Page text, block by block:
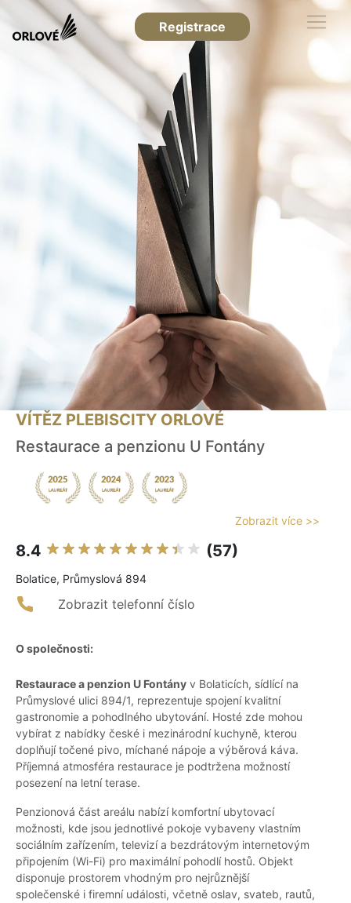
Registrace
VÍTĚZ PLEBISCITY ORLOVÉ
Restaurace a penzionu U Fontány
Zobrazit více >>
8.4 (57)
Bolatice, Průmyslová 894
Zobrazit telefonní číslo
O společnosti:
Restaurace a penzion U Fontány v Bolaticích, sídlící na
Průmyslové ulici 894/1, reprezentuje spojení kvalitní
gastronomie a pohodlného ubytování. Hosté zde mohou
vybírat z nabídky české i mezinárodní kuchyně, kterou
doplňují točené pivo, míchané nápoje a výběrová káva.
Příjemná atmosféra restaurace je podtržena možností
posezení na letní terase.
Penzionová část areálu nabízí komfortní ubytovací
možnosti, kde jsou jednotlivé pokoje vybaveny vlastním
sociálním zařízením, televizí a bezdrátovým internetovým
připojením (Wi-Fi) pro maximální pohodlí hostů. Objekt
disponuje prostorem vhodným pro nejrůznější
společenské i firemní události, včetně oslav, svateb, rautů,